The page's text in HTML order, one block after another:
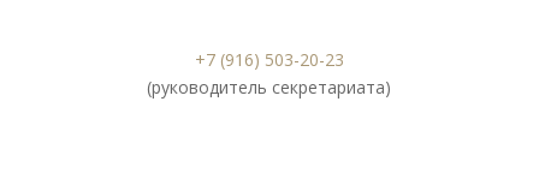
+7 (916) 503-20-23
(руководитель секретариата)